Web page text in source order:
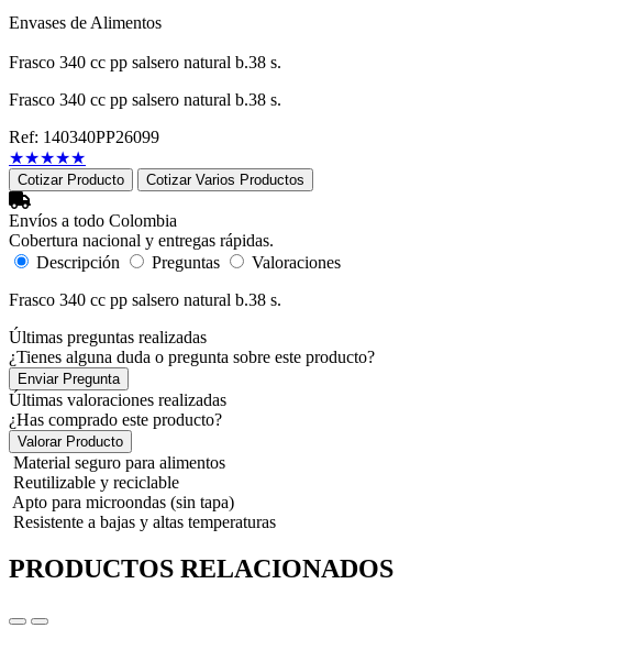
Envases de Alimentos
Frasco 340 cc pp salsero natural b.38 s.
Frasco 340 cc pp salsero natural b.38 s.
Ref: 140340PP26099
★★★★★
Cotizar Producto Cotizar Varios Productos
Envíos a todo Colombia
Cobertura nacional y entregas rápidas.
Descripción
Preguntas
Valoraciones
Frasco 340 cc pp salsero natural b.38 s.
Últimas preguntas realizadas
¿Tienes alguna duda o pregunta sobre este producto?
Enviar Pregunta
Últimas valoraciones realizadas
¿Has comprado este producto?
Valorar Producto
Material seguro para alimentos
Reutilizable y reciclable
Apto para microondas (sin tapa)
Resistente a bajas y altas temperaturas
PRODUCTOS RELACIONADOS